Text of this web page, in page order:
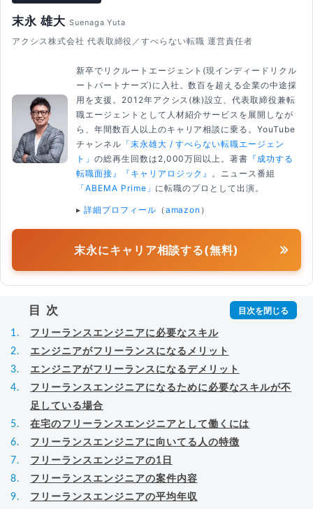
末永 雄大 Suenaga Yuta
アクシス株式会社 代表取締役／すべらない転職 運営責任者
新卒でリクルートエージェント(現インディードリクル
ートパートナーズ)に入社。数百を超える企業の中途採
用を支援。2012年アクシス(株)設立、代表取締役兼転
職エージェントとして人材紹介サービスを展開しなが
ら、年間数百人以上のキャリア相談に乗る。YouTube
チャンネル 「末永雄大 / すべらない転職エージェン
ト」 の総再生回数は2,000万回以上。著書 『成功する
転職面接』
『キャリアロジック』
。ニュース番組
「ABEMA Prime」 に転職のプロとして出演。
▸ 詳細プロフィール （ amazon ）
末永にキャリア相談する(無料)
目次
フリーランスエンジニアに必要なスキル
エンジニアがフリーランスになるメリット
エンジニアがフリーランスになるデメリット
フリーランスエンジニアになるために必要なスキルが不
足している場合
在宅のフリーランスエンジニアとして働くには
フリーランスエンジニアに向いてる人の特徴
フリーランスエンジニアの1日
フリーランスエンジニアの案件内容
フリーランスエンジニアの平均年収